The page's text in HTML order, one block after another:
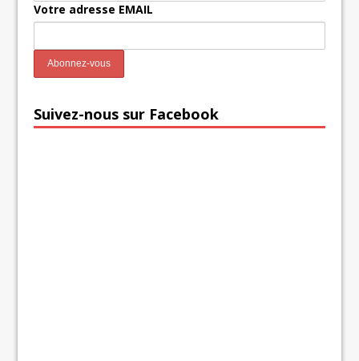
Votre adresse EMAIL
Suivez-nous sur Facebook